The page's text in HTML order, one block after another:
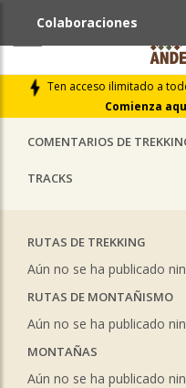
Ten acceso ilimitado a
Comienza
Colaboraciones
ÚLTIMAS COLABORACIONES
LIBROS DE CUMBRES
COMENTARIOS DE
TRACKS
RUTAS DE TREKKING
Aún no se ha publicado
RUTAS DE MONTAÑISMO
Aún no se ha publicado
MONTAÑAS
Aún no se ha publicado